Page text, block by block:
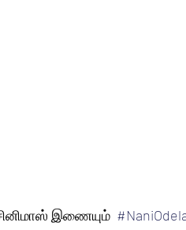
சினிமாஸ் இணையும்